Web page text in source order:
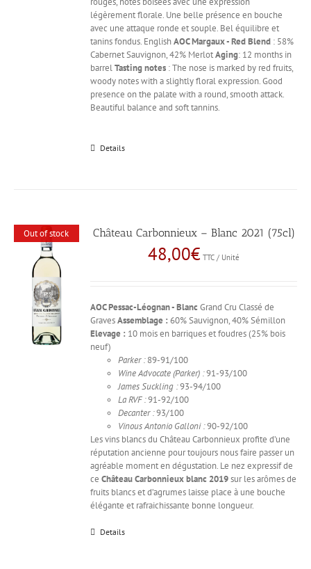
légèrement florale. Une belle présence en bouche
avec une attaque ronde et souple. Bel équilibre et
tanins fondus. EnglishAOC Margaux - RedBlend : 58%
Cabernet Sauvignon, 42% MerlotAging: 12 months in
barrelTasting notes : The nose is marked by red fruits,
woody notes with a slightly floral expression. Good
presence on the palate with a round, smooth attack.
Beautiful balance and soft tannins.
Details
Out of stock Château Carbonnieux – Blanc 2021 (75cl)
48,00€ TTC / Unité
AOC Pessac-Léognan - Blanc Grand Cru Classé de
GravesAssemblage : 60% Sauvignon, 40% Sémillon
Elevage : 10 mois en barriques et foudres (25% bois
neuf)
Parker :89-91/100
Wine Advocate (Parker) :91-93/100
James Suckling :93-94/100
La RVF :91-92/100
Decanter :93/100
Vinous Antonio Galloni :90-92/100
Les vins blancs du Château Carbonnieux profite d’une
réputation ancienne pour toujours nous faire passer un
agréable moment en dégustation. Le nez expressif de
ceChâteau Carbonnieux blanc 2019sur les arômes de
fruits blancs et d’agrumes laisse place à une bouche
élégante et rafraichissante bonne longueur.
Details